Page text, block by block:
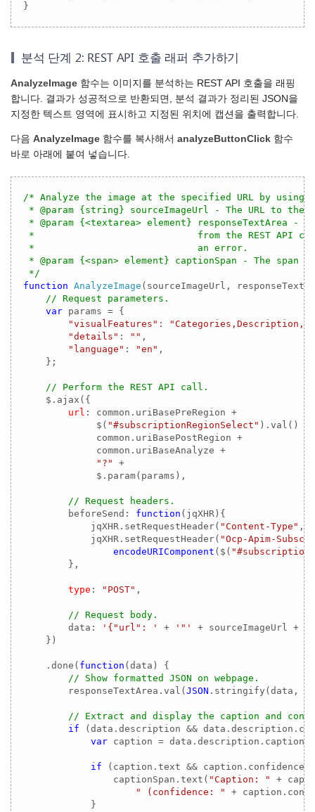
}
분석 단계 2: REST API 호출 래퍼 추가하기
AnalyzeImage 함수는 이미지를 분석하는 REST API 호출을 래핑
합니다. 결과가 성공적으로 반환되면, 분석 결과가 정리된 JSON을
지정한 텍스트 영역에 표시하고 지정된 위치에 캡션을 출력합니다.
다음 AnalyzeImage 함수를 복사해서 analyzeButtonClick 함수
바로 아래에 붙여 넣습니다.
/* Analyze the image at the specified URL by using
* @param {string} sourceImageUrl - The URL to the
* @param {<textarea> element} responseTextArea
*                             from the REST API call,
*                             an error.
* @param {<span> element} captionSpan - The
*/
function AnalyzeImage ( sourceImageUrl,
// Request parameters.
var params = {
"visualFeatures" :
"details" : "" ,
"language" : "en" ,
    };
// Perform the REST API call.
    $.ajax({
url : common.uriBasePreRegion +
             $(
"#subscriptionRegionSelect" ).val() +
             common.uriBasePostRegion +
             common.uriBaseAnalyze +
"?"
+
             $.param(params),
// Request headers.
        beforeSend:
function ( jqXHR ) {
            jqXHR.setRequestHeader(
"Content-Type" ,
            jqXHR.setRequestHeader(
"Ocp-Apim-
encodeURIComponent ($(
        },
type : "POST" ,
// Request body.
        data:
'{"url": ' + '"' + sourceImageUrl +
    })
    .done(
function ( data ) {
// Show formatted JSON on webpage.
        responseTextArea.val(
JSON .stringify(data,
// Extract and display the caption and
if (data.description &&
var caption = data.description.captions[
if (caption.text &&
                captionSpan.text(
"Caption: "
+
" (confidence: "
+
            }